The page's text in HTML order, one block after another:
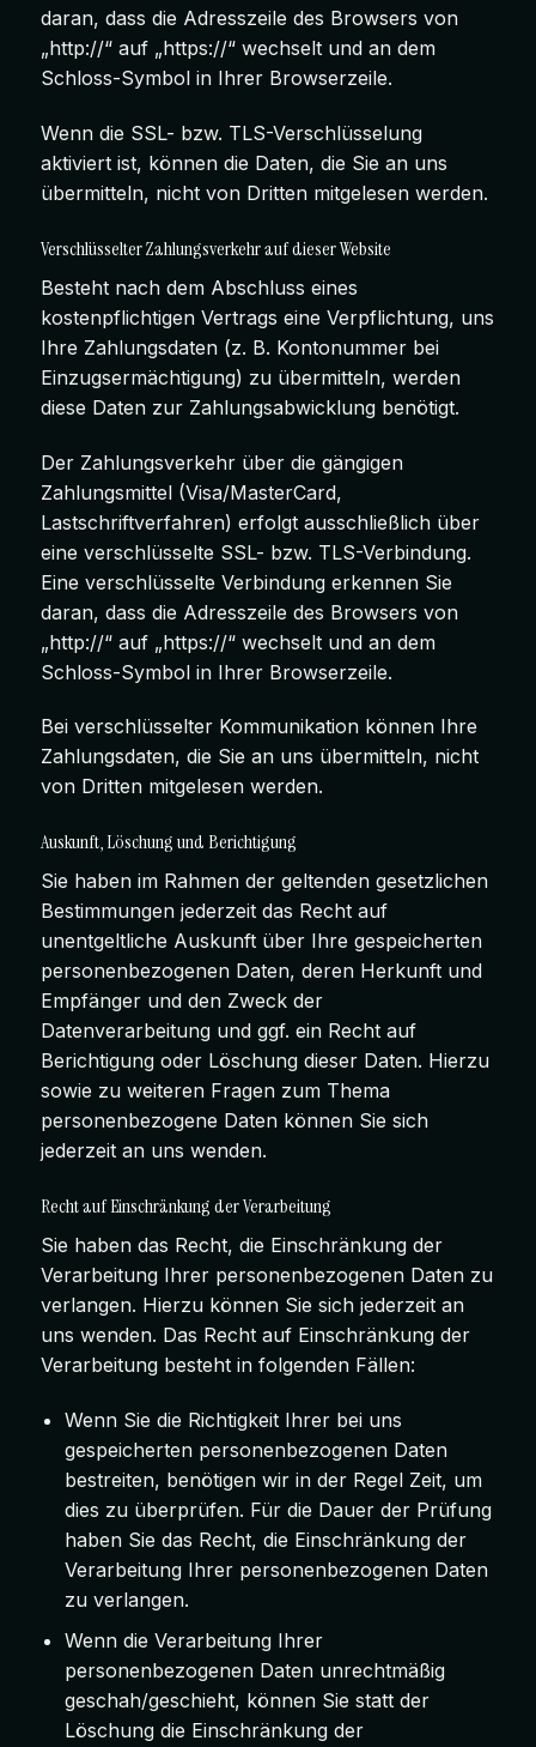
daran, dass die Adresszeile des Browsers von
„http://“ auf „https://“ wechselt und an dem
Schloss-Symbol in Ihrer Browserzeile.
Wenn die SSL- bzw. TLS-Verschlüsselung
aktiviert ist, können die Daten, die Sie an uns
übermitteln, nicht von Dritten mitgelesen werden.
Verschlüsselter Zahlungsverkehr auf dieser Website
Besteht nach dem Abschluss eines
kostenpflichtigen Vertrags eine Verpflichtung, uns
Ihre Zahlungsdaten (z. B. Kontonummer bei
Einzugsermächtigung) zu übermitteln, werden
diese Daten zur Zahlungsabwicklung benötigt.
Der Zahlungsverkehr über die gängigen
Zahlungsmittel (Visa/MasterCard,
Lastschriftverfahren) erfolgt ausschließlich über
eine verschlüsselte SSL- bzw. TLS-Verbindung.
Eine verschlüsselte Verbindung erkennen Sie
daran, dass die Adresszeile des Browsers von
„http://“ auf „https://“ wechselt und an dem
Schloss-Symbol in Ihrer Browserzeile.
Bei verschlüsselter Kommunikation können Ihre
Zahlungsdaten, die Sie an uns übermitteln, nicht
von Dritten mitgelesen werden.
Auskunft, Löschung und Berichtigung
Sie haben im Rahmen der geltenden gesetzlichen
Bestimmungen jederzeit das Recht auf
unentgeltliche Auskunft über Ihre gespeicherten
personenbezogenen Daten, deren Herkunft und
Empfänger und den Zweck der
Datenverarbeitung und ggf. ein Recht auf
Berichtigung oder Löschung dieser Daten. Hierzu
sowie zu weiteren Fragen zum Thema
personenbezogene Daten können Sie sich
jederzeit an uns wenden.
Recht auf Einschränkung der Verarbeitung
Sie haben das Recht, die Einschränkung der
Verarbeitung Ihrer personenbezogenen Daten zu
verlangen. Hierzu können Sie sich jederzeit an
uns wenden. Das Recht auf Einschränkung der
Verarbeitung besteht in folgenden Fällen:
Wenn Sie die Richtigkeit Ihrer bei uns
gespeicherten personenbezogenen Daten
bestreiten, benötigen wir in der Regel Zeit, um
dies zu überprüfen. Für die Dauer der Prüfung
haben Sie das Recht, die Einschränkung der
Verarbeitung Ihrer personenbezogenen Daten
zu verlangen.
Wenn die Verarbeitung Ihrer
personenbezogenen Daten unrechtmäßig
geschah/geschieht, können Sie statt der
Löschung die Einschränkung der